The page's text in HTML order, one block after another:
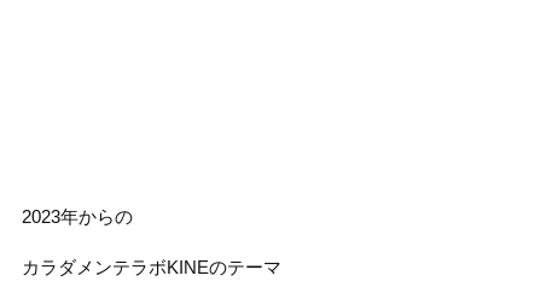
2023年からの
カラダメンテラボKINEのテーマ